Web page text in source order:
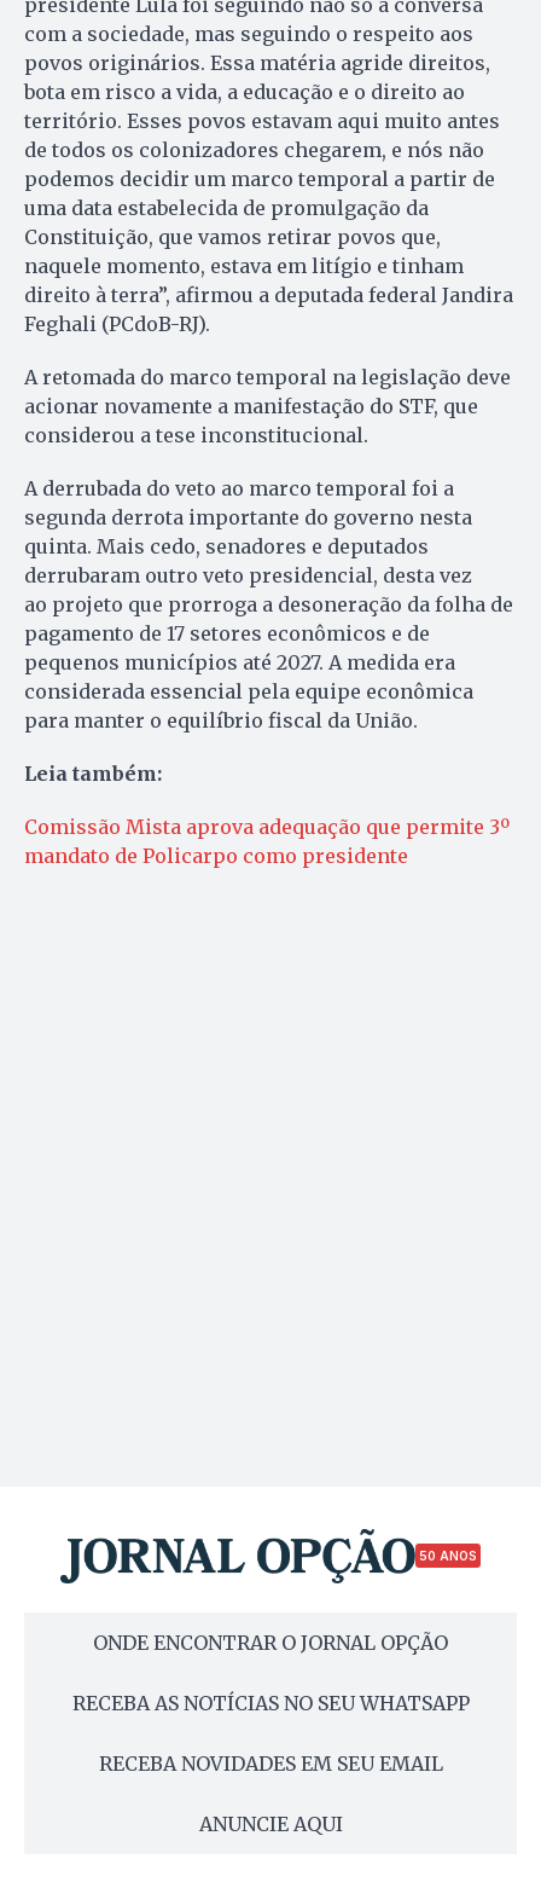
presidente Lula foi seguindo não só a conversa
com a sociedade, mas seguindo o respeito aos
povos originários. Essa matéria agride direitos,
bota em risco a vida, a educação e o direito ao
território. Esses povos estavam aqui muito antes
de todos os colonizadores chegarem, e nós não
podemos decidir um marco temporal a partir de
uma data estabelecida de promulgação da
Constituição, que vamos retirar povos que,
naquele momento, estava em litígio e tinham
direito à terra”, afirmou a deputada federal Jandira
Feghali (PCdoB-RJ).
A retomada do marco temporal na legislação deve
acionar novamente a manifestação do STF, que
considerou a tese inconstitucional.
A derrubada do veto ao marco temporal foi a
segunda derrota importante do governo nesta
quinta. Mais cedo, senadores e deputados
derrubaram outro veto presidencial, desta vez
ao projeto que prorroga a desoneração da folha de
pagamento de 17 setores econômicos e de
pequenos municípios até 2027. A medida era
considerada essencial pela equipe econômica
para manter o equilíbrio fiscal da União.
Leia também:
Comissão Mista aprova adequação que permite 3º
mandato de Policarpo como presidente
50 ANOS
ONDE ENCONTRAR O JORNAL OPÇÃO
RECEBA AS NOTÍCIAS NO SEU WHATSAPP
RECEBA NOVIDADES EM SEU EMAIL
ANUNCIE AQUI